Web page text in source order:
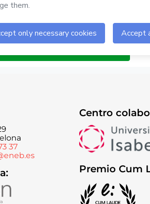
37
Centro
Premio Cum